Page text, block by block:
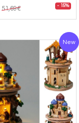
51,69€ - 15%
New